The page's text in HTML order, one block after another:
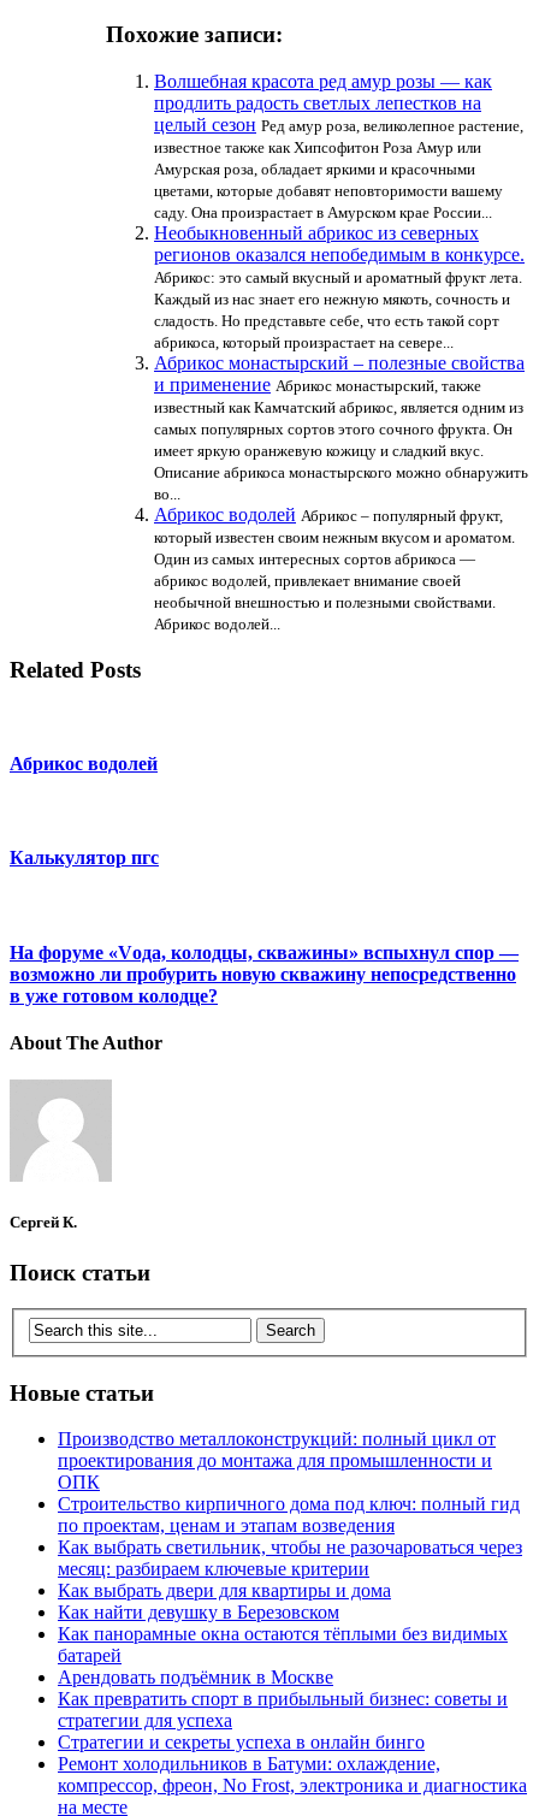
Похожие записи:
Волшебная красота ред амур розы — как
продлить радость светлых лепестков на
целый сезон Ред амур роза, великолепное растение,
известное также как Хипсофитон Роза Амур или
Амурская роза, обладает яркими и красочными
цветами, которые добавят неповторимости вашему
саду. Она произрастает в Амурском крае России...
Необыкновенный абрикос из северных
регионов оказался непобедимым в конкурсе.
Абрикос: это самый вкусный и ароматный фрукт лета.
Каждый из нас знает его нежную мякоть, сочность и
сладость. Но представьте себе, что есть такой сорт
абрикоса, который произрастает на севере...
Абрикос монастырский – полезные свойства
и применение Абрикос монастырский, также
известный как Камчатский абрикос, является одним из
самых популярных сортов этого сочного фрукта. Он
имеет яркую оранжевую кожицу и сладкий вкус.
Описание абрикоса монастырского можно обнаружить
во...
Абрикос водолей Абрикос – популярный фрукт,
который известен своим нежным вкусом и ароматом.
Один из самых интересных сортов абрикоса —
абрикос водолей, привлекает внимание своей
необычной внешностью и полезными свойствами.
Абрикос водолей...
Related Posts
Абрикос водолей
Калькулятор пгс
На форуме «Vода, колодцы, скважины» вспыхнул спор —
возможно ли пробурить новую скважину непосредственно
в уже готовом колодце?
About The Author
Сергей К.
Поиск статьи
Новые статьи
Производство металлоконструкций: полный цикл от
проектирования до монтажа для промышленности и
ОПК
Строительство кирпичного дома под ключ: полный гид
по проектам, ценам и этапам возведения
Как выбрать светильник, чтобы не разочароваться через
месяц: разбираем ключевые критерии
Как выбрать двери для квартиры и дома
Как найти девушку в Березовском
Как панорамные окна остаются тёплыми без видимых
батарей
Арендовать подъёмник в Москве
Как превратить спорт в прибыльный бизнес: советы и
стратегии для успеха
Стратегии и секреты успеха в онлайн бинго
Ремонт холодильников в Батуми: охлаждение,
компрессор, фреон, No Frost, электроника и диагностика
на месте